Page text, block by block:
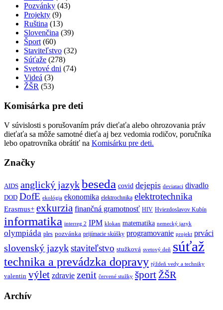
Pozvánky (43)
Projekty (9)
Ruština (13)
Slovenčina (39)
Šport(60)
Staviteľstvo (32)
Súťaže (278)
Svetové dni (74)
Videá (3)
ŽŠR (53)
Komisárka pre deti
V súvislosti s porušovaním práv dieťaťa alebo ohrozovania práv
dieťaťa sa môže samotné dieťa aj bez vedomia rodičov, poručníka
lebo opatrovníka obrátiť na Komisárku pre deti.
Značky
AIDS anglický jazykbeseda covid dejepis deviataci divadlo
DOD DofE ekológia ekonomika elektrochnika elektrotechnika
Erasmus+ exkurzia finančná gramotnosť HIV Hviezdoslavov Kubín
informatika interreg 2 IPM klokan matematika nemecký jazyk
olympiáda ples pozvánka prijímacie skúšky programovanie projekt prváci
slovenský jazykstaviteľstvo stužková svetový deň súťaž
technika a prevádzka dopravy týždeň vedy a techniky
valentin výlet zdravie zenit červené stužky šport ŽŠR
Archív